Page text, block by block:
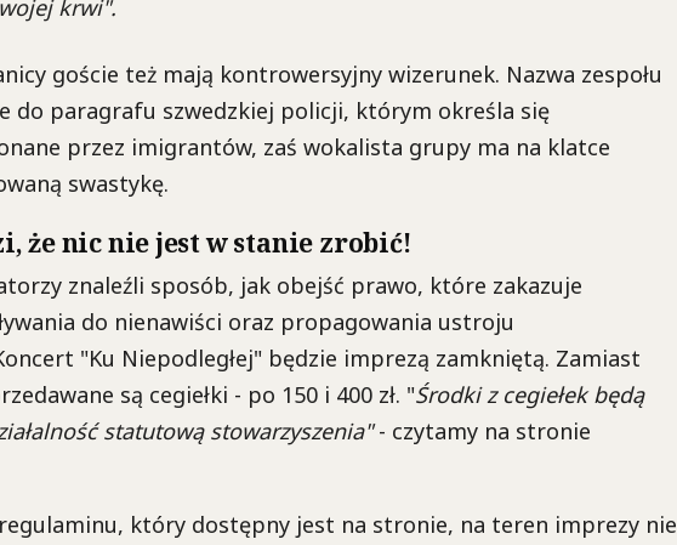
krwi".
goście też mają kontrowersyjny wizerunek. Nazwa zespołu
do paragrafu szwedzkiej policji, którym określa się
przez imigrantów, zaś wokalista grupy ma na klatce
swastykę.
że nic nie jest w stanie zrobić!
znaleźli sposób, jak obejść prawo, które zakazuje
do nienawiści oraz propagowania ustroju
"Ku Niepodległej" będzie imprezą zamkniętą. Zamiast
są cegiełki - po 150 i 400 zł. "Środki z cegiełek będą
statutową stowarzyszenia"- czytamy na stronie
regulaminu, który dostępny jest na stronie, na teren imprezy nie